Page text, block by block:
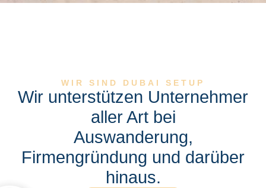
WIR SIND DUBAI SETUP
Wir unterstützen Unternehmer
aller Art bei
Auswanderung,
Firmengründung und darüber
hinaus.